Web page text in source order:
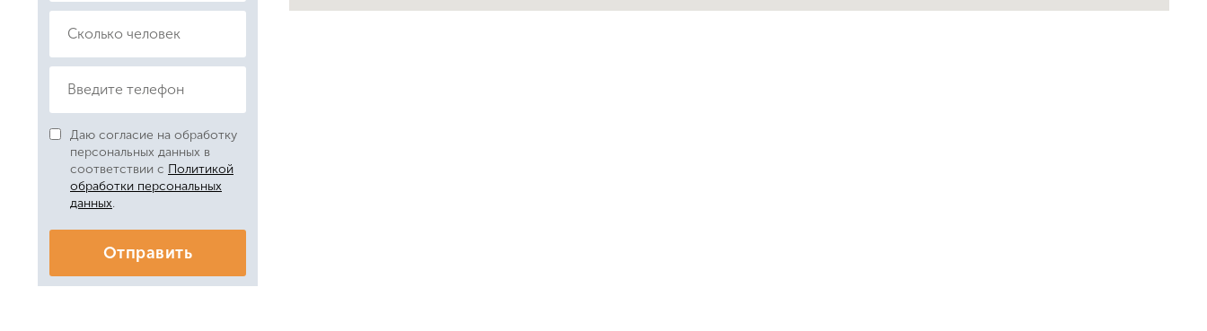
Даю согласие на обработку
персональных данных в
соответствии с Политикой
обработки персональных
данных.
Отправить